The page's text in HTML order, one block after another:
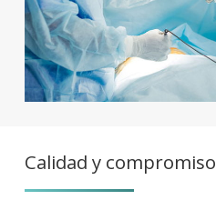
Calidad y compromiso